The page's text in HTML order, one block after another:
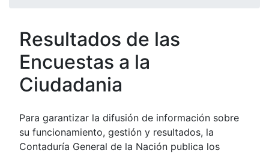
Resultados de las
Encuestas a la
Ciudadania
Para garantizar la difusión de información sobre
su funcionamiento, gestión y resultados, la
Contaduría General de la Nación publica los